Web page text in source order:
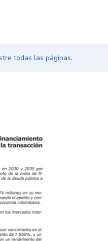
todas las páginas.